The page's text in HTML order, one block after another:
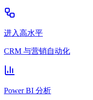
进入高水平
CRM 与营销自动化
Power BI 分析